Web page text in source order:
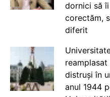
dornici să
corectăm,
diferit
distruși în
anul 1944